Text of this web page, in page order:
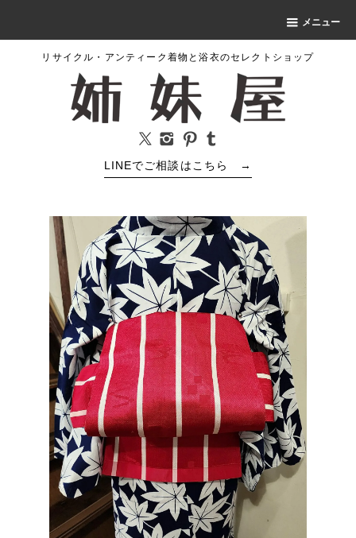
メニュー
リサイクル・アンティーク着物と浴衣のセレクトショップ
LINEでご相談はこちら →